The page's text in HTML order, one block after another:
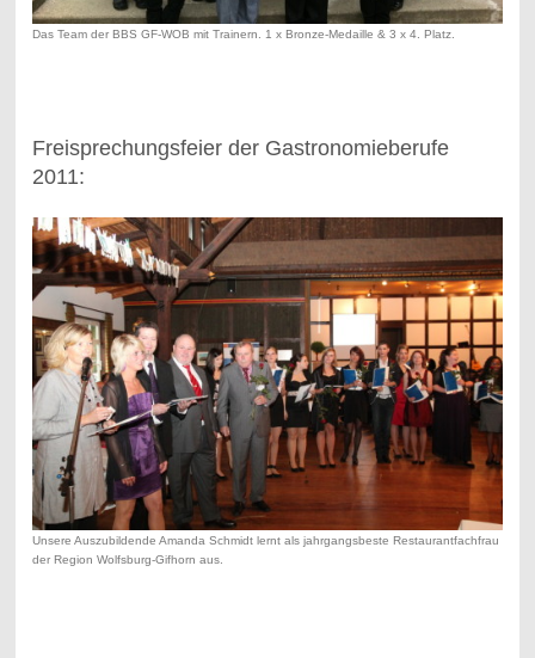
Das Team der BBS GF-WOB mit Trainern. 1 x Bronze-Medaille & 3 x 4. Platz.
Freisprechungsfeier der Gastronomieberufe
2011:
Unsere Auszubildende Amanda Schmidt lernt als jahrgangsbeste Restaurantfachfrau
der Region Wolfsburg-Gifhorn aus.